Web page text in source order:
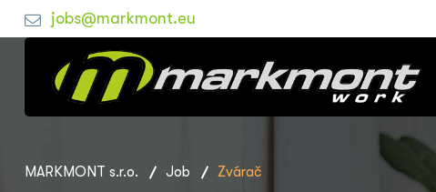
jobs@markmont.eu
MARKMONT s.r.o. Job Zvárač